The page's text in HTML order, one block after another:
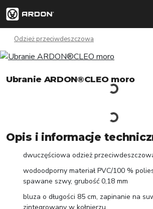
Odzież przeciwdeszczowa
Ubranie ARDON®CLEO moro
Opis i informacje
dwuczęściowa odzież
wodoodporny materiał PVC/100 %
spawane szwy, grubość 0,18 mm
bluza o długości 85 cm, zapinanie na